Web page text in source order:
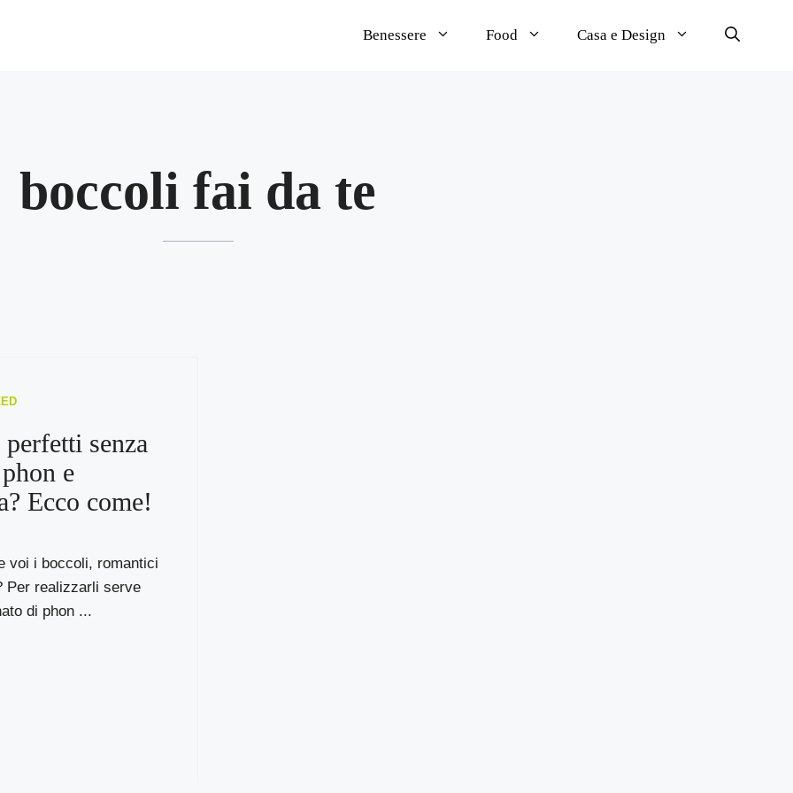
Benessere Food Casa e Design
boccoli fai da te
senza
e
Ecco come!
voi i boccoli, romantici
Per realizzarli serve
di phon ...